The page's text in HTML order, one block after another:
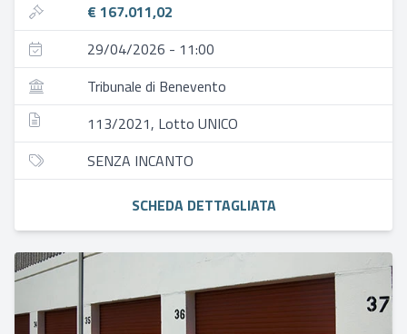
€ 167.011,02
29/04/2026 - 11:00
Tribunale di Benevento
113/2021, Lotto UNICO
SENZA INCANTO
SCHEDA DETTAGLIATA